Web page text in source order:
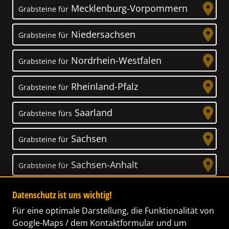
Grabsteine für Mecklenburg-Vorpommern
Grabsteine für Niedersachsen
Grabsteine für Nordrhein-Westfalen
Grabsteine für Rheinland-Pfalz
Grabsteine fürs Saarland
Grabsteine für Sachsen
Grabsteine für Sachsen-Anhalt
Grabsteine für Schleswig-Holstein
Grabsteine fürThüringen
Datenschutz ist uns wichtig!
Für eine optimale Darstellung, die Funktionalität von
Google-Maps / dem Kontaktformular und um